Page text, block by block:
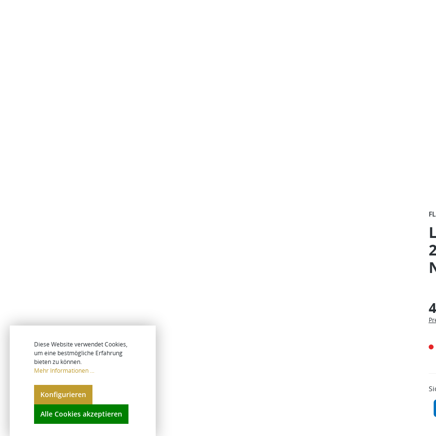
Diese Website verwendet Cookies,
um eine bestmögliche Erfahrung
bieten zu können.
Mehr Informationen ...
Konfigurieren
Alle Cookies akzeptieren